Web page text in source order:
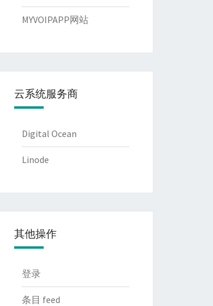
MYVOIPAPP网站
云系统服务商
Digital Ocean
Linode
其他操作
登录
条目 feed